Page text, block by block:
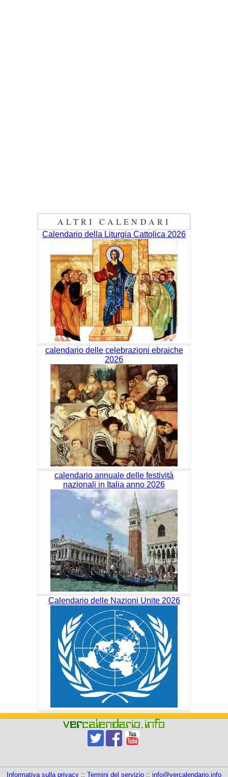
ALTRI CALENDARI
Calendario della Liturgia Cattolica 2026
calendario delle celebrazioni ebraiche
2026
calendario annuale delle festività
nazionali in Italia anno 2026
Calendario delle Nazioni Unite 2026
Informativa sulla privacy :: Termini del servizio :: info@vercalendario.info